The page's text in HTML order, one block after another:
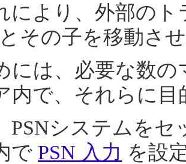
により、外部の
その子を移動さ
には、必要な数の
内で、それらに
PSNシステムをセ
で PSN 入力 を設